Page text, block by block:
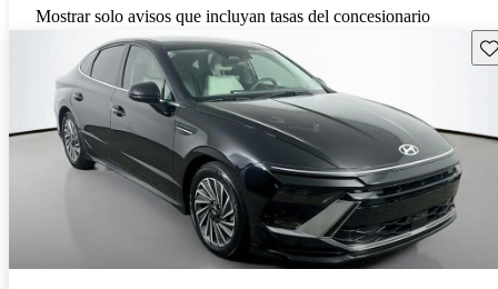
Mostrar solo avisos que incluyan tasas del concesionario